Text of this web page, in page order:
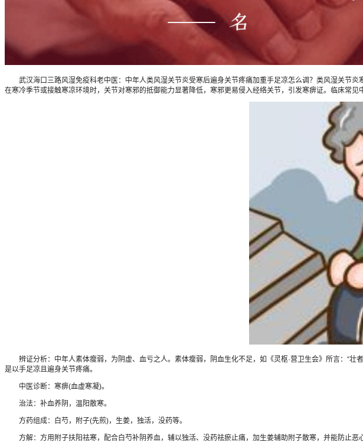
武汉海口三路风湿免疫科老中医：中年人类风湿关节炎受寒后遍身关节疼痛加重手足凉怎么调？类风湿关节炎
在寒冷季节或接触寒凉环境时，关节对寒邪的抵御能力显著降低，寒邪更易侵入经络关节，引发寒痹证。临床常见
辨证分析：中年人素体瘦弱，为阴虚、血亏之人。素体瘦弱，阴血生化不足，如《灵枢·营卫生会》所言：“壮
是以手足凉且遍身关节疼痛。
中医诊断：寒痹(血虚寒凝)。
治法：补血养阴，温阳散寒。
方药组成：白芍，附子(先煎)，生姜，独活，没药等。
方解：方用附子扶阳祛寒，配合白芍补阴养血，辅以独活、没药祛瘀止痛，加生姜辅助附子散寒，并能防止恶